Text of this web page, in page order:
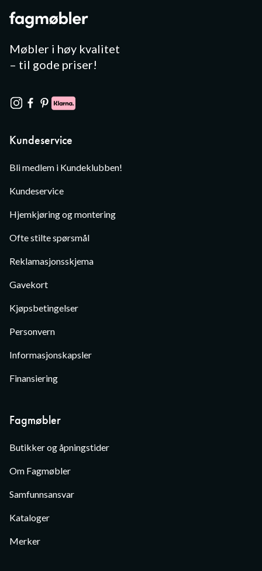
Møbler i høy kvalitet
– til gode priser!
Kundeservice
Bli medlem i Kundeklubben!
Kundeservice
Hjemkjøring og montering
Ofte stilte spørsmål
Reklamasjonsskjema
Gavekort
Kjøpsbetingelser
Personvern
Informasjonskapsler
Finansiering
Fagmøbler
Butikker og åpningstider
Om Fagmøbler
Samfunnsansvar
Kataloger
Merker